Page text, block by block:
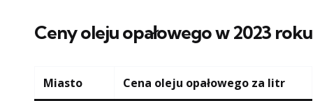
Ceny oleju opałowego w 2023 roku
Miasto Cena oleju opałowego za litr